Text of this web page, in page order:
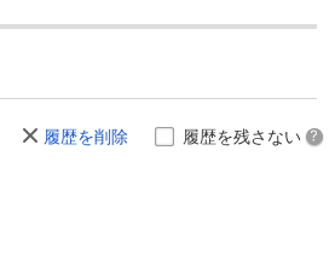
履歴を削除 履歴を残さない